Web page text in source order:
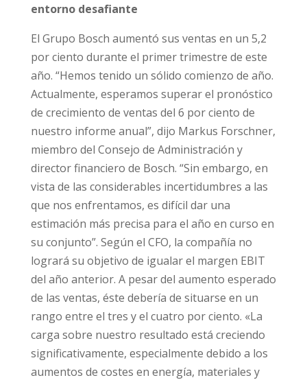
entorno desafiante
El Grupo Bosch aumentó sus ventas en un 5,2
por ciento durante el primer trimestre de este
año. “Hemos tenido un sólido comienzo de año.
Actualmente, esperamos superar el pronóstico
de crecimiento de ventas del 6 por ciento de
nuestro informe anual”, dijo Markus Forschner,
miembro del Consejo de Administración y
director financiero de Bosch. “Sin embargo, en
vista de las considerables incertidumbres a las
que nos enfrentamos, es difícil dar una
estimación más precisa para el año en curso en
su conjunto”. Según el CFO, la compañía no
logrará su objetivo de igualar el margen EBIT
del año anterior. A pesar del aumento esperado
de las ventas, éste debería de situarse en un
rango entre el tres y el cuatro por ciento. «La
carga sobre nuestro resultado está creciendo
significativamente, especialmente debido a los
aumentos de costes en energía, materiales y